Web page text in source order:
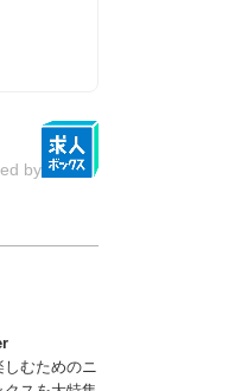
by
むためのニ